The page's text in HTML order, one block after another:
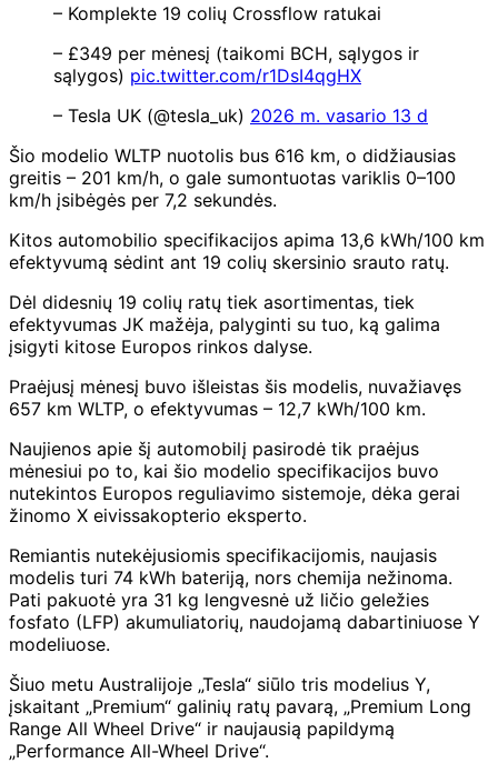
– Komplekte 19 colių Crossflow ratukai
– £349 per mėnesį (taikomi BCH, sąlygos ir
sąlygos) pic.twitter.com/r1DsI4qgHX
– Tesla UK (@tesla_uk) 2026 m. vasario 13 d
Šio modelio WLTP nuotolis bus 616 km, o didžiausias
greitis – 201 km/h, o gale sumontuotas variklis 0–100
km/h įsibėgės per 7,2 sekundės.
Kitos automobilio specifikacijos apima 13,6 kWh/100 km
efektyvumą sėdint ant 19 colių skersinio srauto ratų.
Dėl didesnių 19 colių ratų tiek asortimentas, tiek
efektyvumas JK mažėja, palyginti su tuo, ką galima
įsigyti kitose Europos rinkos dalyse.
Praėjusį mėnesį buvo išleistas šis modelis, nuvažiavęs
657 km WLTP, o efektyvumas – 12,7 kWh/100 km.
Naujienos apie šį automobilį pasirodė tik praėjus
mėnesiui po to, kai šio modelio specifikacijos buvo
nutekintos Europos reguliavimo sistemoje, dėka gerai
žinomo X eivissakopterio eksperto.
Remiantis nutekėjusiomis specifikacijomis, naujasis
modelis turi 74 kWh bateriją, nors chemija nežinoma.
Pati pakuotė yra 31 kg lengvesnė už ličio geležies
fosfato (LFP) akumuliatorių, naudojamą dabartiniuose Y
modeliuose.
Šiuo metu Australijoje „Tesla“ siūlo tris modelius Y,
įskaitant „Premium“ galinių ratų pavarą, „Premium Long
Range All Wheel Drive“ ir naujausią papildymą
„Performance All-Wheel Drive“.